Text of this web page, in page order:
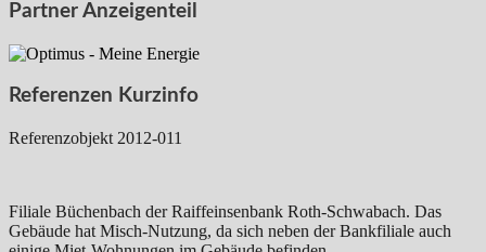
Partner Anzeigenteil
Referenzen Kurzinfo
Referenzobjekt 2012-011
Filiale Büchenbach der Raiffeinsenbank Roth-Schwabach. Das
Gebäude hat Misch-Nutzung, da sich neben der Bankfiliale auch